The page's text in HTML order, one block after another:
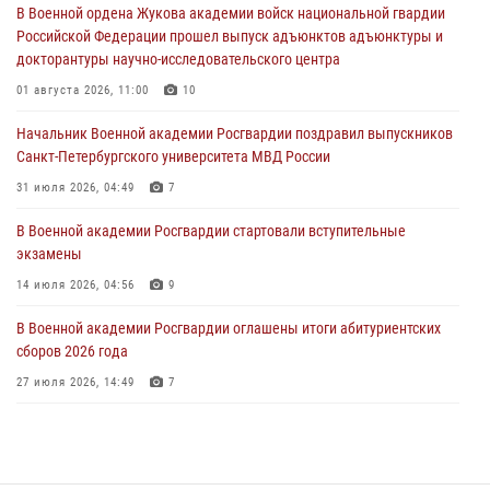
22 июля 2026, 09:41
Мастер‑класс по стрельбе: точность, тактика, профессионализм
20 июля 2026, 11:17
108 лет со дня образования подразделений связи войск
В Военной ордена Жукова академии войск национальной гвардии
Российской Федерации прошел выпуск адъюнктов адъюнктуры и
докторантуры научно-исследовательского центра
01 августа 2026, 11:00 10
Начальник Военной академии Росгвардии поздравил выпускников
Санкт-Петербургского университета МВД России
31 июля 2026, 04:49 7
В Военной академии Росгвардии стартовали вступительные
экзамены
14 июля 2026, 04:56 9
В Военной академии Росгвардии оглашены итоги абитуриентских
сборов 2026 года
27 июля 2026, 14:49 7